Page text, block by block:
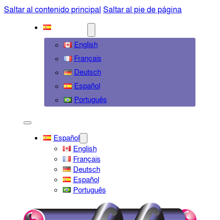
Saltar al contenido principal Saltar al pie de página
English
Français
Deutsch
Español
Português
Español
English
Français
Deutsch
Español
Português